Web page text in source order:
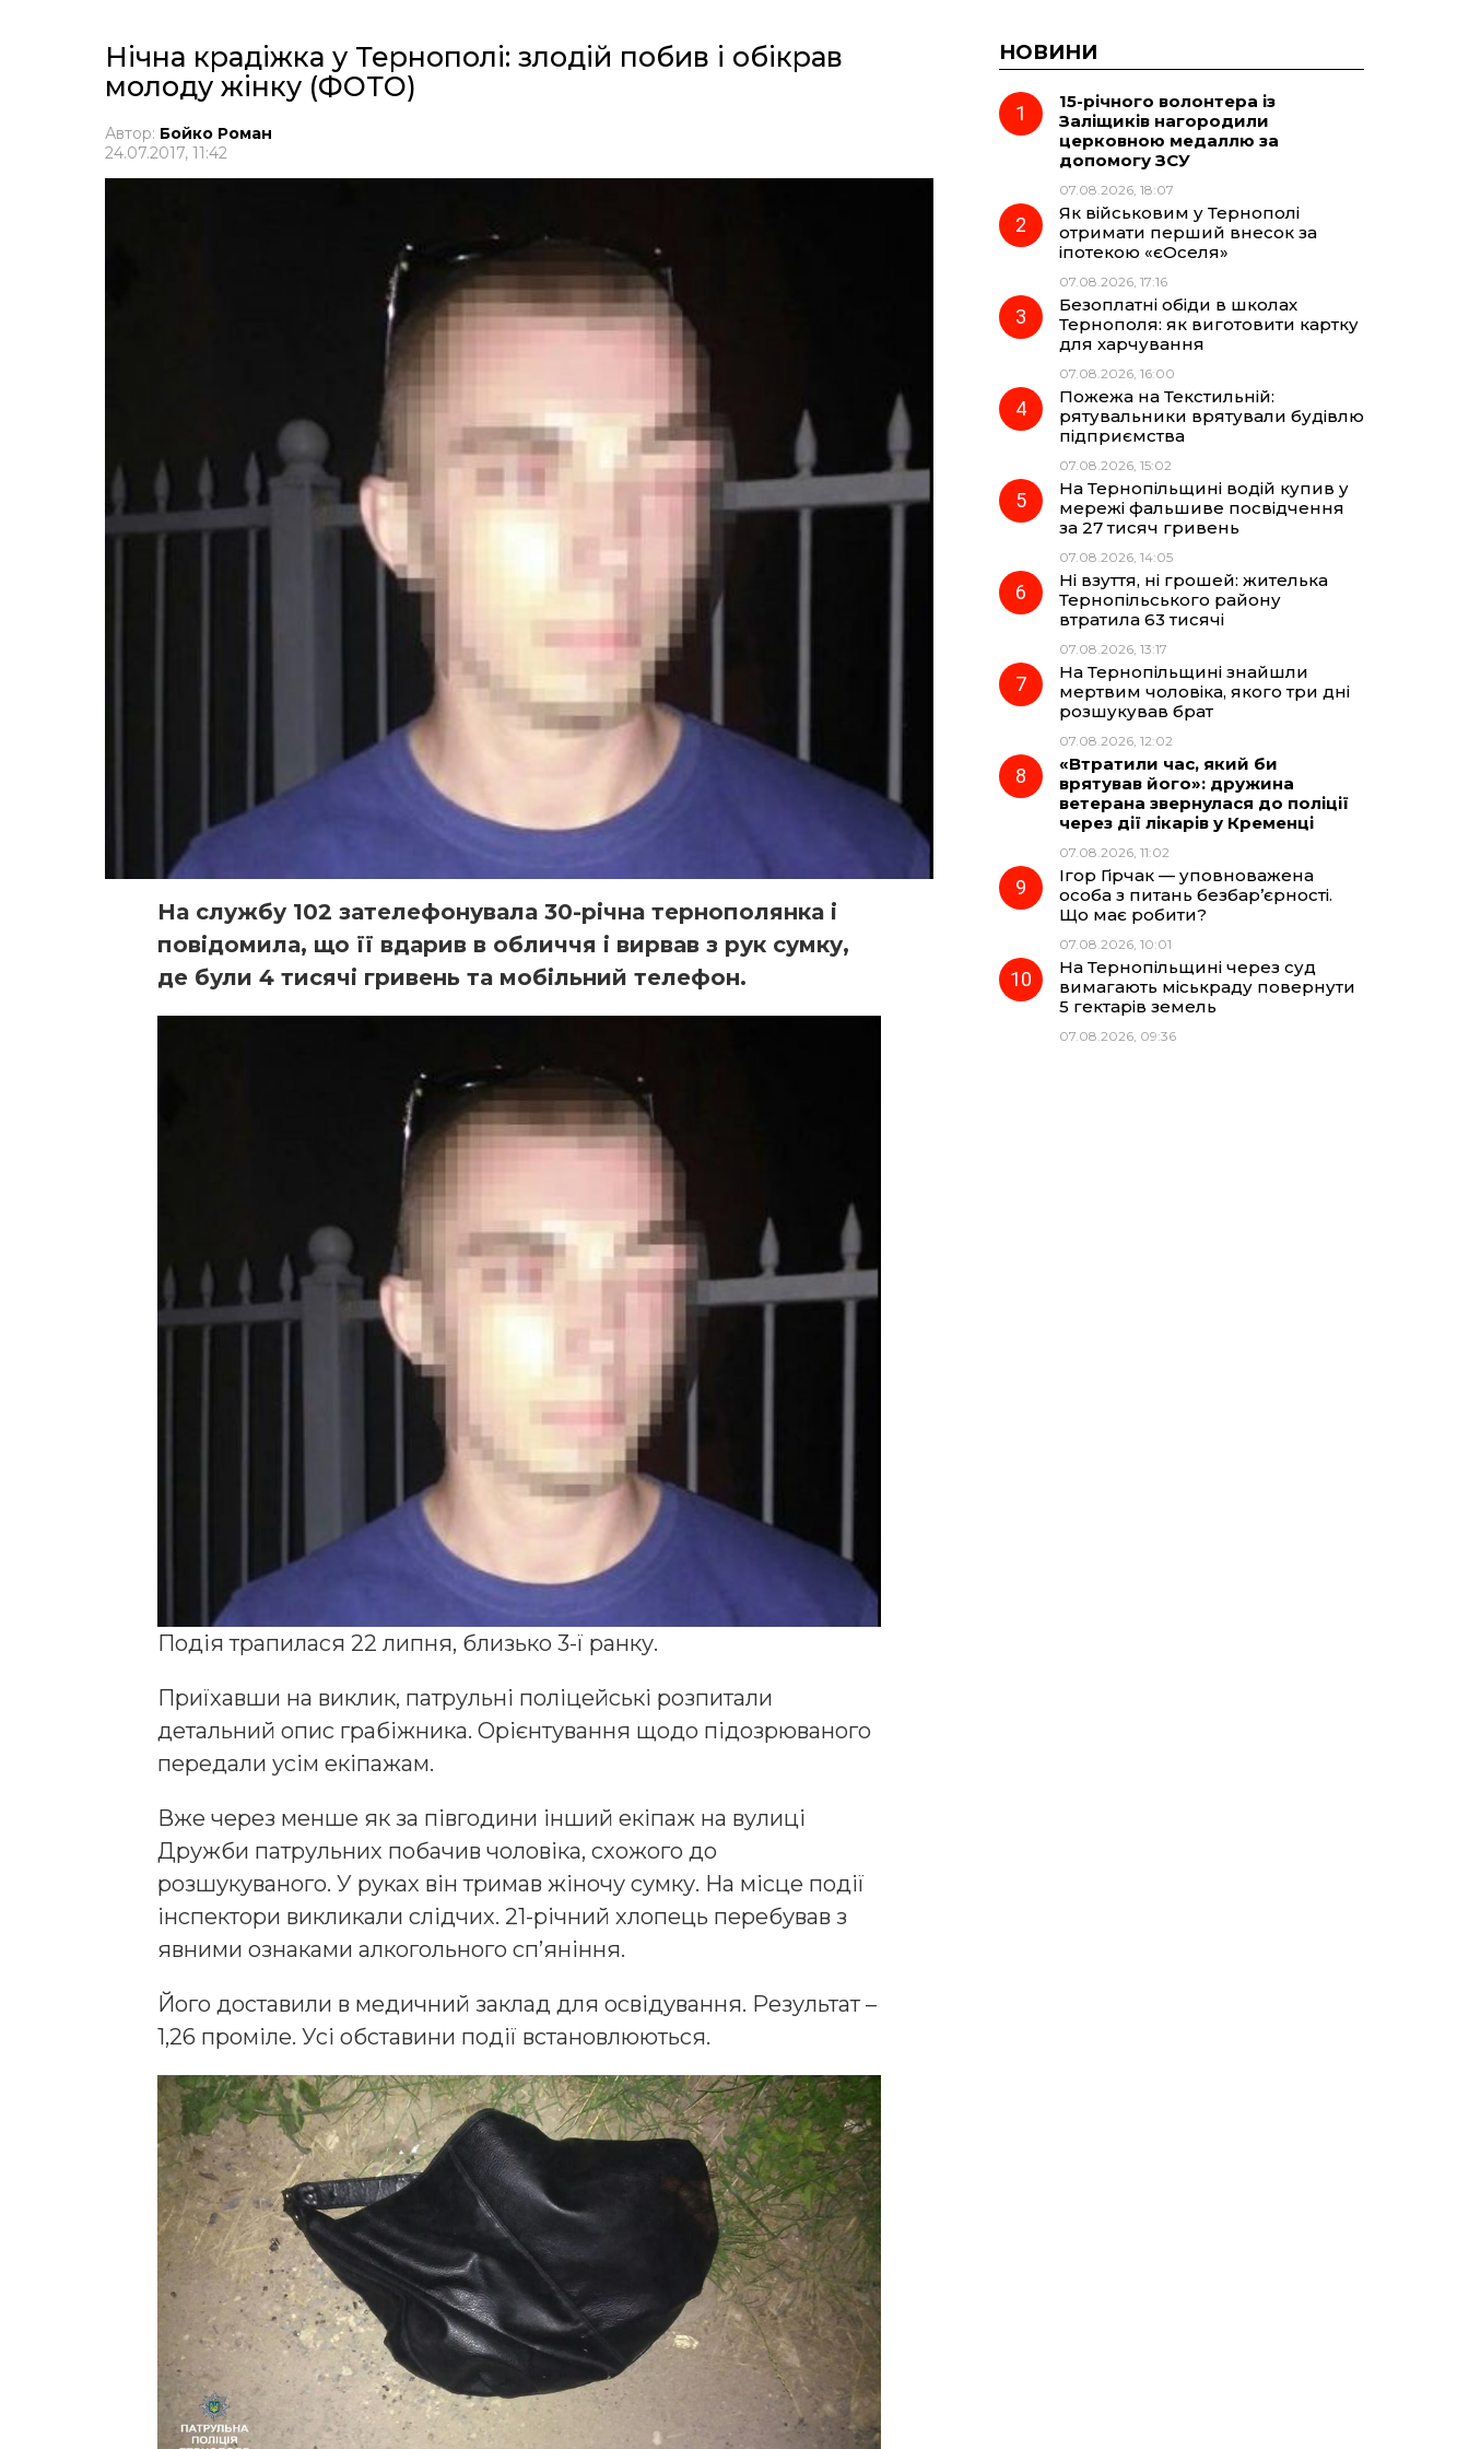
Нічна крадіжка у Тернополі: злодій побив і обікрав
молоду жінку (ФОТО)
Автор: Бойко Роман
24.07.2017, 11:42
На службу 102 зателефонувала 30-річна тернополянка і
повідомила, що її вдарив в обличчя і вирвав з рук сумку,
де були 4 тисячі гривень та мобільний телефон.
Подія трапилася 22 липня, близько 3-ї ранку.
Приїхавши на виклик, патрульні поліцейські розпитали
детальний опис грабіжника. Орієнтування щодо підозрюваного
передали усім екіпажам.
Вже через менше як за півгодини інший екіпаж на вулиці
Дружби патрульних побачив чоловіка, схожого до
розшукуваного. У руках він тримав жіночу сумку. На місце події
інспектори викликали слідчих. 21-річний хлопець перебував з
явними ознаками алкогольного сп’яніння.
Його доставили в медичний заклад для освідування. Результат –
1,26 проміле. Усі обставини події встановлюються.
НОВИНИ
15-річного волонтера із
Заліщиків нагородили
церковною медаллю за
допомогу ЗСУ
07.08.2026, 18:07
Як військовим у Тернополі
отримати перший внесок за
іпотекою «єОселя»
07.08.2026, 17:16
Безоплатні обіди в школах
Тернополя: як виготовити картку
для харчування
07.08.2026, 16:00
Пожежа на Текстильній:
рятувальники врятували будівлю
підприємства
07.08.2026, 15:02
На Тернопільщині водій купив у
мережі фальшиве посвідчення
за 27 тисяч гривень
07.08.2026, 14:05
Ні взуття, ні грошей: жителька
Тернопільського району
втратила 63 тисячі
07.08.2026, 13:17
На Тернопільщині знайшли
мертвим чоловіка, якого три дні
розшукував брат
07.08.2026, 12:02
«Втратили час, який би
врятував його»: дружина
ветерана звернулася до поліції
через дії лікарів у Кременці
07.08.2026, 11:02
Ігор Гірчак — уповноважена
особа з питань безбар’єрності.
Що має робити?
07.08.2026, 10:01
На Тернопільщині через суд
вимагають міськраду повернути
5 гектарів земель
07.08.2026, 09:36